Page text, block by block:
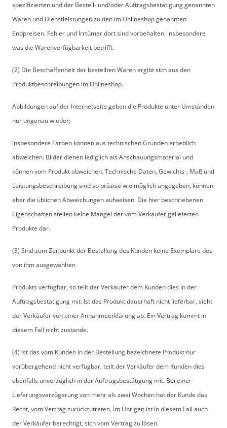
spezifizierten und der Bestell- und/oder Auftragsbestätigung genannten
Waren und Dienstleistungen zu den im Onlineshop genannten
Endpreisen. Fehler und Irrtümer dort sind vorbehalten, insbesondere
was die Warenverfügbarkeit betrifft.
(2) Die Beschaffenheit der bestellten Waren ergibt sich aus den
Produktbeschreibungen im Onlineshop.
Abbildungen auf der Internetseite geben die Produkte unter Umständen
nur ungenau wieder;
insbesondere Farben können aus technischen Gründen erheblich
abweichen. Bilder dienen lediglich als Anschauungsmaterial und
können vom Produkt abweichen. Technische Daten, Gewichts-, Maß und
Leistungsbeschreibung sind so präzise wie möglich angegeben, können
aber die üblichen Abweichungen aufweisen. Die hier beschriebenen
Eigenschaften stellen keine Mängel der vom Verkäufer gelieferten
Produkte dar.
(3) Sind zum Zeitpunkt der Bestellung des Kunden keine Exemplare des
von ihm ausgewählten
Produkts verfügbar, so teilt der Verkäufer dem Kunden dies in der
Auftragsbestätigung mit. Ist das Produkt dauerhaft nicht lieferbar, sieht
der Verkäufer von einer Annahmeerklärung ab. Ein Vertrag kommt in
diesem Fall nicht zustande.
(4) Ist das vom Kunden in der Bestellung bezeichnete Produkt nur
vorübergehend nicht verfügbar, teilt der Verkäufer dem Kunden dies
ebenfalls unverzüglich in der Auftragsbestätigung mit. Bei einer
Lieferungsverzögerung von mehr als zwei Wochen hat der Kunde das
Recht, vom Vertrag zurückzutreten. Im Übrigen ist in diesem Fall auch
der Verkäufer berechtigt, sich vom Vertrag zu lösen.